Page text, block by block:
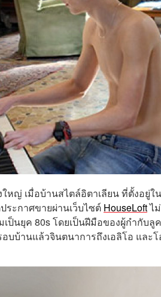
หญ่ เมื่อบ้านสไตล์อิตาเลียน ที่ตั้งอยู่ใ
ะกาศขายผ่านเว็บไซต์ HouseLoftไ
ป็นยุค 80s โดยเป็นฝีมือของผู้กำกับลู
บบ้านแล้วจินตนาการถึงเอลิโอ และโ